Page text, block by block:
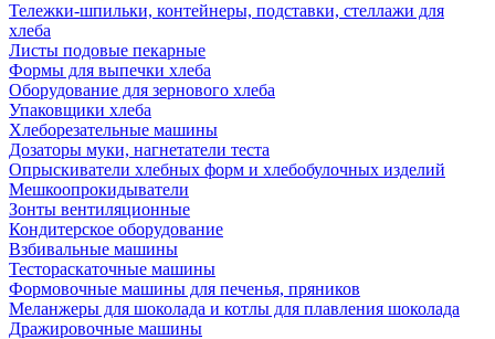
Тележки-шпильки, контейнеры, подставки, стеллажи для
хлеба
Листы подовые пекарные
Формы для выпечки хлеба
Оборудование для зернового хлеба
Упаковщики хлеба
Хлеборезательные машины
Дозаторы муки, нагнетатели теста
Опрыскиватели хлебных форм и хлебобулочных изделий
Мешкоопрокидыватели
Зонты вентиляционные
Кондитерское оборудование
Взбивальные машины
Тестораскаточные машины
Формовочные машины для печенья, пряников
Меланжеры для шоколада и котлы для плавления шоколада
Дражировочные машины